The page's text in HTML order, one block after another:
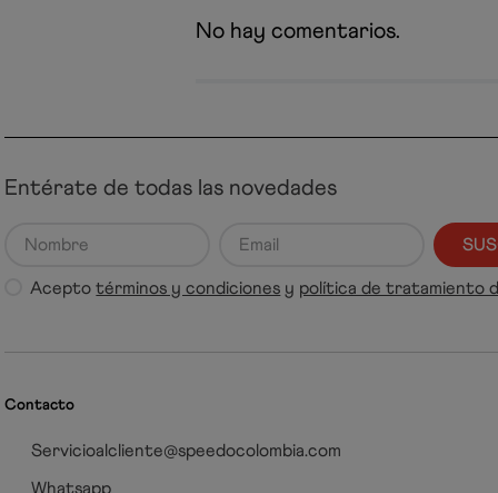
No hay comentarios.
Entérate de todas las novedades
Aceptotérminos y condiciones y política de tratamiento
Contacto
Servicioalcliente@speedocolombia.com
Whatsapp